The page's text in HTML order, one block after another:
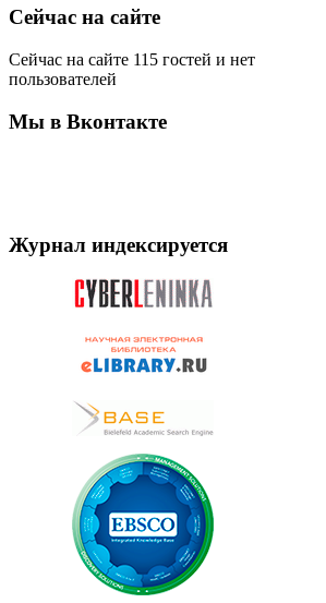
Сейчас на сайте
Сейчас на сайте 115 гостей и нет
пользователей
Мы в Вконтакте
Журнал индексируется